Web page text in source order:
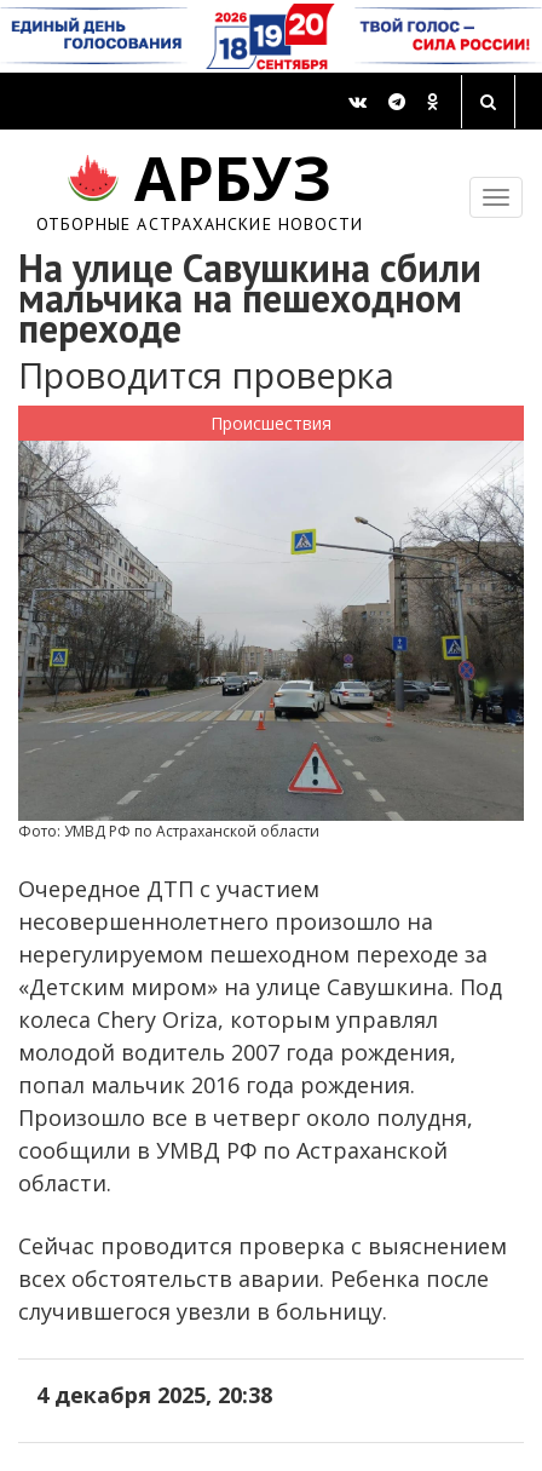
АРБУЗ
ОТБОРНЫЕ АСТРАХАНСКИЕ НОВОСТИ
На улице Савушкина сбили
мальчика на пешеходном
переходе
Проводится проверка
Происшествия
Фото: УМВД РФ по Астраханской области
Очередное ДТП с участием
несовершеннолетнего произошло на
нерегулируемом пешеходном переходе за
«Детским миром» на улице Савушкина. Под
колеса Chery Oriza, которым управлял
молодой водитель 2007 года рождения,
попал мальчик 2016 года рождения.
Произошло все в четверг около полудня,
сообщили в УМВД РФ по Астраханской
области.
Сейчас проводится проверка с выяснением
всех обстоятельств аварии. Ребенка после
случившегося увезли в больницу.
4 декабря 2025, 20:38